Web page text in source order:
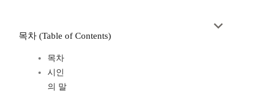
목차 (Table of Contents)
목차
시인
의 말